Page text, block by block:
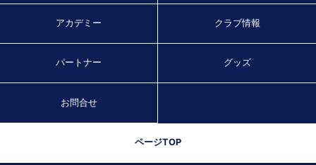
アカデミー クラブ情報
パートナー グッズ
お問合せ
ページTOP